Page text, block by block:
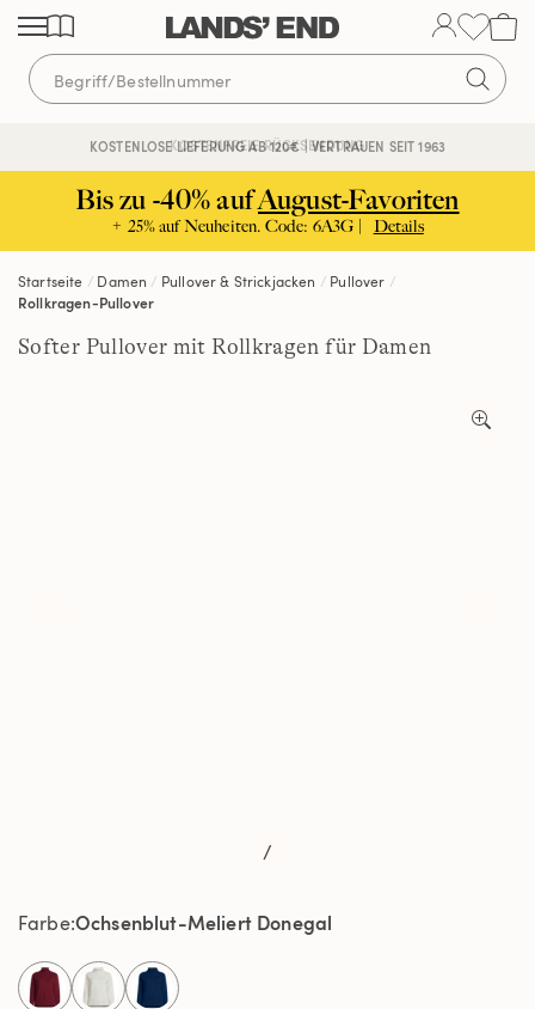
Direkt
zum
Inhalt
Direkt
zur
Navigation
Direkt
zur
Suche
KOSTENLOSE LIEFERUNG AB 120€ | VERTRAUEN SEIT 1963
KOSTENFREIE RÜCKSENDUNG
Bis zu -40% aufAugust-Favoriten
+ 25% auf Neuheiten. Code: 6A3G | Details
Startseite Damen Pullover & Strickjacken
Pullover
Rollkragen-Pullover
Softer Pullover mit Rollkragen für Damen
/
FarbeOchsenblut-Meliert Donegal
selected